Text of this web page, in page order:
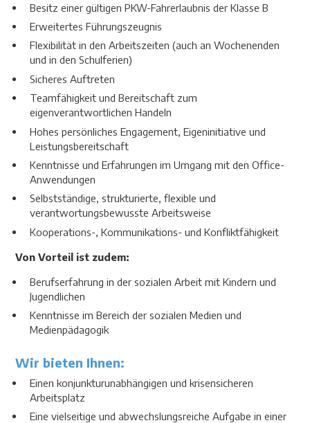
Besitz einer gültigen PKW-Fahrerlaubnis der Klasse B
Erweitertes Führungszeugnis
Flexibilität in den Arbeitszeiten (auch an Wochenenden
und in den Schulferien)
Sicheres Auftreten
Teamfähigkeit und Bereitschaft zum
eigenverantwortlichen Handeln
Hohes persönliches Engagement, Eigeninitiative und
Leistungsbereitschaft
Kenntnisse und Erfahrungen im Umgang mit den Office-
Anwendungen
Selbstständige, strukturierte, flexible und
verantwortungsbewusste Arbeitsweise
Kooperations-, Kommunikations- und Konfliktfähigkeit
Von Vorteil ist zudem:
Berufserfahrung in der sozialen Arbeit mit Kindern und
Jugendlichen
Kenntnisse im Bereich der sozialen Medien und
Medienpädagogik
Wir bieten Ihnen:
Einen konjunkturunabhängigen und krisensicheren
Arbeitsplatz
Eine vielseitige und abwechslungsreiche Aufgabe in einer